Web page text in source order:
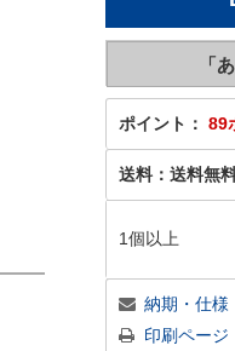
ポイント： 89
送料： 送料無
1個以上
納期・仕様
印刷ページ